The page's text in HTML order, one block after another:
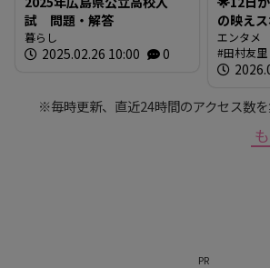
試 問題・解答
暮らし
2025.02.26 10:00 0
の映え
SHIRO」
❗【
エンタメ
田村友里
紀
新本
※毎時更新、直近24時間のアクセス数を
PR